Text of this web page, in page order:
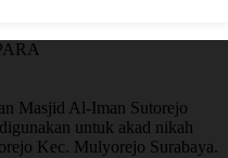
Masjid Al-Iman Sutorejo
untuk akad nikah
Kec. Mulyorejo Surabaya.